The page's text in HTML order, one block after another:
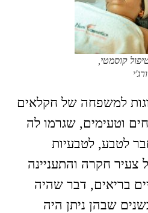
קוסמטי,
למשפחה של חקלאים
וטעימים, שגרמו לה
לטבע, לטבעיות
צעיר חקרה והתעניינה
בריאים, דבר שהיה
שבהן ניתן היה